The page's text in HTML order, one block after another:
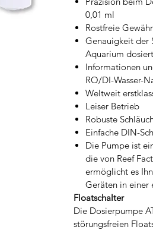
0,01 ml
Rostfreie
Genauigkeit der
Aquarium
Informationen
RO/DI-Wasser-
Weltweit
Leiser Betrieb
Robuste
Einfache DIN-
Die Pumpe ist
die von Reef
ermöglicht es
Geräten in einer
Floatschalter
Die Dosierpumpe
störungsfreien